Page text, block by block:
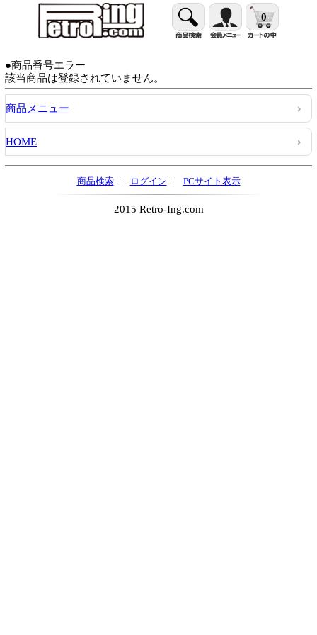
0
●商品番号エラー
該当商品は登録されていません。
商品メニュー
HOME
商品検索 | ログイン | PCサイト表示
2015 Retro-Ing.com